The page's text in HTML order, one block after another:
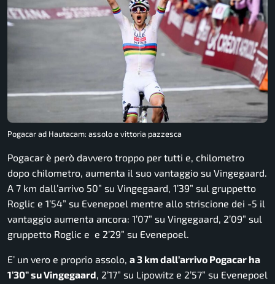
Pogacar ad Hautacam: assolo e vittoria pazzesca
Pogacar è però davvero troppo per tutti e, chilometro
dopo chilometro, aumenta il suo vantaggio su Vingegaard.
A 7 km dall’arrivo 50” su Vingegaard, 1’39” sul gruppetto
Roglic e 1’54” su Evenepoel mentre allo striscione dei -5 il
vantaggio aumenta ancora: 1’07” su Vingegaard, 2’09” sul
gruppetto Roglic e e 2’29” su Evenepoel.
E’ un vero e proprio assolo, a 3 km dall’arrivo Pogacar ha
1’30” su Vingegaard, 2’17” su Lipowitz e 2’57” su Evenepoel